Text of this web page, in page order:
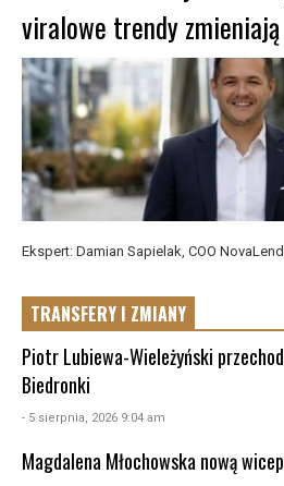
viralowe trendy
Ekspert: Damian Sapielak, COO
TRANSFERY I ZMIANY
Piotr Lubiewa-Wieleżyński
Biedronki
- 5 sierpnia, 2026 9:04 am
Magdalena Młochowska nową